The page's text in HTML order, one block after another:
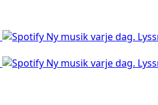
Ny musik varje dag.
Ny musik varje dag.